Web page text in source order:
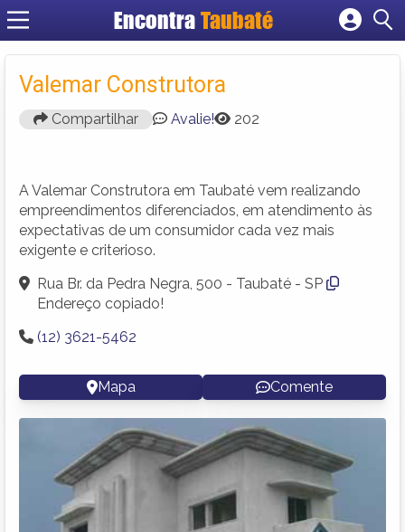
EncontraTaubaté
Cadastrar empresa
Criar conta
Valemar Construtora
Compartilhar Avalie! 202
A Valemar Construtora em Taubaté vem realizando
empreendimentos diferenciados, em atendimento às
expectativas de um consumidor cada vez mais
exigente e criterioso.
Rua Br. da Pedra Negra, 500 - Taubaté - SP
Endereço copiado!
(12) 3621-5462
Mapa Comente